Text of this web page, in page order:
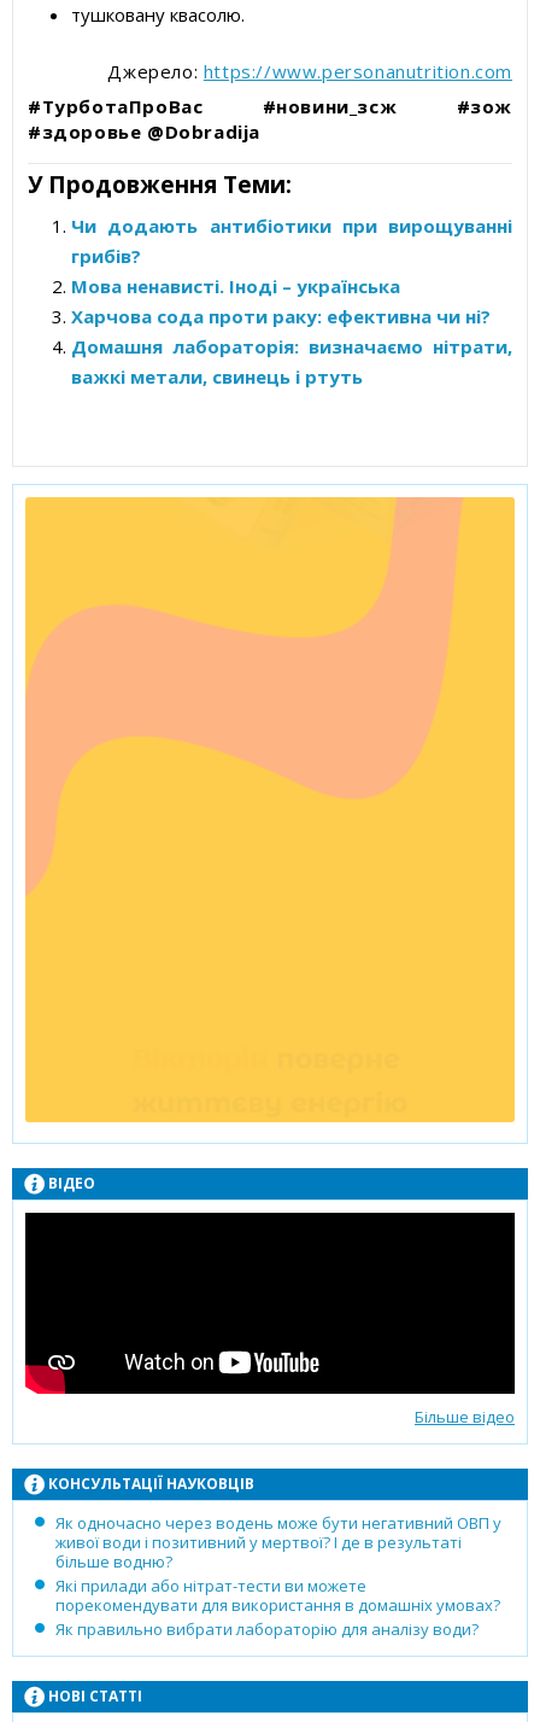
тушковану квасолю.
Джерело: https://www.personanutrition.com
#ТурботаПроВас #новини_зсж #зож
#здоровье @Dobradija
У Продовження Теми:
Чи додають антибіотики при вирощуванні
грибів?
Мова ненависті. Іноді – українська
Харчова сода проти раку: ефективна чи ні?
Домашня лабораторія: визначаємо нітрати,
важкі метали, свинець і ртуть
ВІДЕО
Більше відео
КОНСУЛЬТАЦІЇ НАУКОВЦІВ
Як одночасно через водень може бути негативний ОВП у
живої води і позитивний у мертвої? І де в результаті
більше водню?
Які прилади або нітрат-тести ви можете
порекомендувати для використання в домашніх умовах?
Як правильно вибрати лабораторію для аналізу води?
НОВІ СТАТТІ